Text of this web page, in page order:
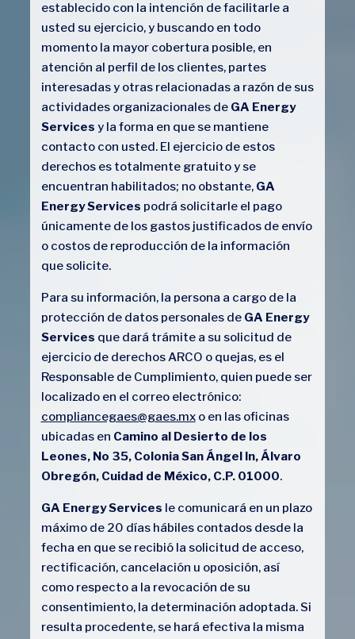
establecido con la intención de facilitarle a
usted su ejercicio, y buscando en todo
momento la mayor cobertura posible, en
atención al perfil de los clientes, partes
interesadas y otras relacionadas a razón de sus
actividades organizacionales de GA Energy
Services y la forma en que se mantiene
contacto con usted. El ejercicio de estos
derechos es totalmente gratuito y se
encuentran habilitados; no obstante, GA
Energy Services podrá solicitarle el pago
únicamente de los gastos justificados de envío
o costos de reproducción de la información
que solicite.
Para su información, la persona a cargo de la
protección de datos personales de GA Energy
Services que dará trámite a su solicitud de
ejercicio de derechos ARCO o quejas, es el
Responsable de Cumplimiento, quien puede ser
localizado en el correo electrónico:
compliancegaes@gaes.mxo en las oficinas
ubicadas en Camino al Desierto de los
Leones, No 35, Colonia San Ángel In, Álvaro
Obregón, Cuidad de México, C.P. 01000.
GA Energy Services le comunicará en un plazo
máximo de 20 días hábiles contados desde la
fecha en que se recibió la solicitud de acceso,
rectificación, cancelación u oposición, así
como respecto a la revocación de su
consentimiento, la determinación adoptada. Si
resulta procedente, se hará efectiva la misma